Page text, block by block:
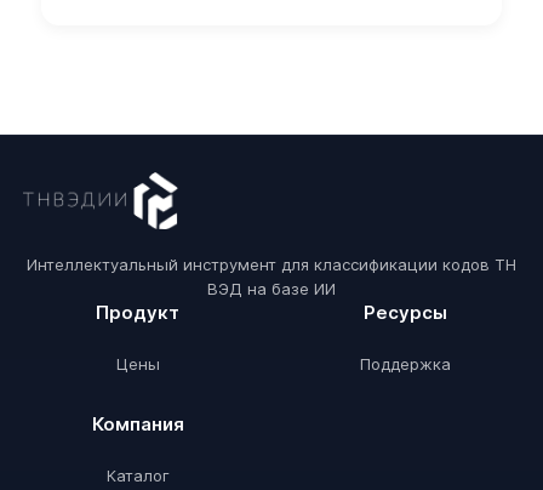
Интеллектуальный инструмент для классификации кодов ТН
ВЭД на базе ИИ
Продукт
Цены
Ресурсы
Поддержка
Компания
Каталог